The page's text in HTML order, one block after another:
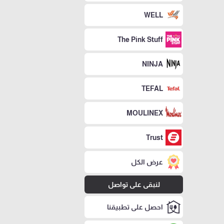
WELL
The Pink Stuff
NINJA
TEFAL
MOULINEX
Trust
عرض الكل
لنبقى على تواصل
احصل على تطبيقنا